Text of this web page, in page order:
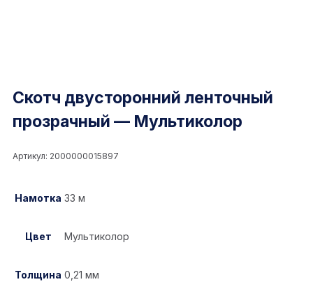
Скотч двусторонний ленточный
прозрачный — Мультиколор
Артикул: 2000000015897
Намотка 33 м
Цвет Мультиколор
Толщина 0,21 мм